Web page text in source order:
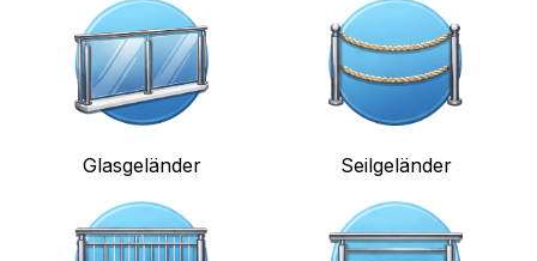
Glasgeländer Seilgeländer